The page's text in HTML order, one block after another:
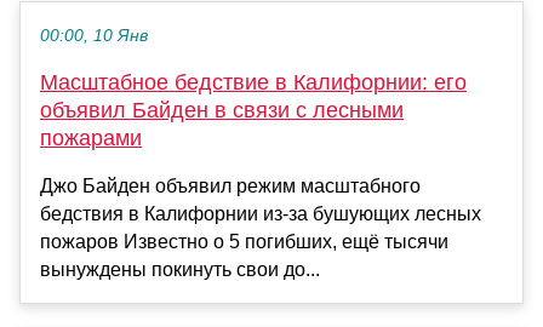
00:00, 10 Янв
Масштабное бедствие в Калифорнии: его
объявил Байден в связи с лесными
пожарами
Джо Байден объявил режим масштабного
бедствия в Калифорнии из-за бушующих лесных
пожаров Известно о 5 погибших, ещё тысячи
вынуждены покинуть свои до...